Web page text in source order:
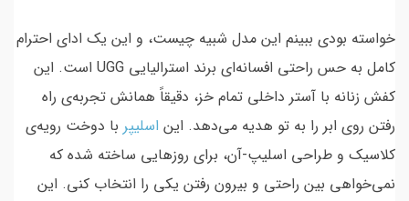
خواسته بودی ببینم این مدل شبیه چیست، و این یک ادای احترام
کامل به حس راحتی افسانه‌ای برند استرالیایی UGG است. این
کفش زنانه با آستر داخلی تمام خز، دقیقاً همانش تجربه‌ی راه
رفتن روی ابر را به تو هدیه می‌دهد. این اسلیپر با دوخت رویه‌ی
کلاسیک و طراحی اسلیپ-آن، برای روزهایی ساخته شده که
نمی‌خواهی بین راحتی و بیرون رفتن یکی را انتخاب کنی. این